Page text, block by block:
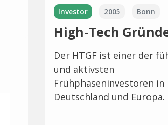
Investor 2005 Bonn
High-Tech
Der HTGF ist einer der
und aktivsten
Frühphaseninvestoren in
Deutschland und Europa.